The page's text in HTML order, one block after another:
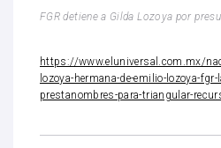
FGR detiene a Gilda Lozoya por
https://www.eluniversal.com.mx/
lozoya-hermana-de-emilio-lozoya-fgr-
prestanombres-para-triangular-